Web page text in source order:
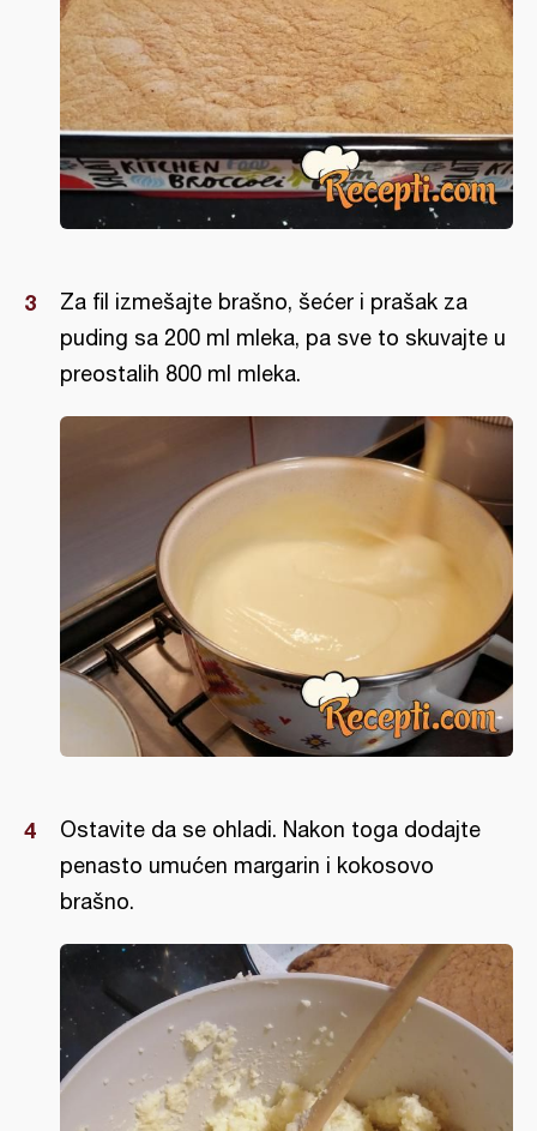
Za fil izmešajte brašno, šećer i prašak za
puding sa 200 ml mleka, pa sve to skuvajte u
preostalih 800 ml mleka.
Ostavite da se ohladi. Nakon toga dodajte
penasto umućen margarin i kokosovo
brašno.